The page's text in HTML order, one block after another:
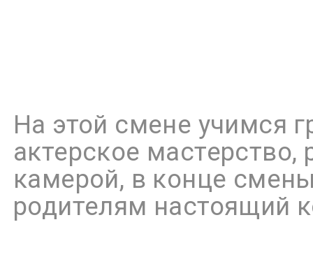
На этой смене учимся
актерское
камерой, в конце
родителям настоящий